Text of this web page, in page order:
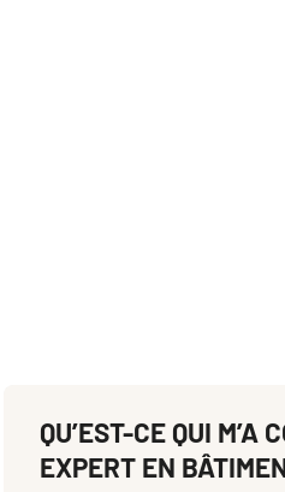
QU’EST-CE QUI M’A
EXPERT EN